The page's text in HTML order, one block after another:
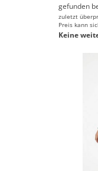
gefunden
zuletzt
Preis kann
Keine